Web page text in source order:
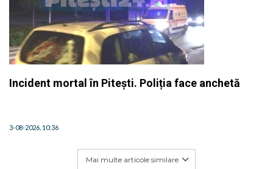
Incident mortal în Pitești. Poliția face anchetă
3-08-2026, 10:36
Mai multe articole similare